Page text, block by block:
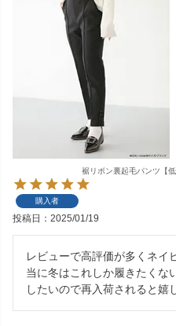
裾リボン裏起毛パンツ【
購入者
投稿日 2025/01/19
レビューで高評価が多くネイ
当に冬はこれしか履きたくな
したいので再入荷されると嬉